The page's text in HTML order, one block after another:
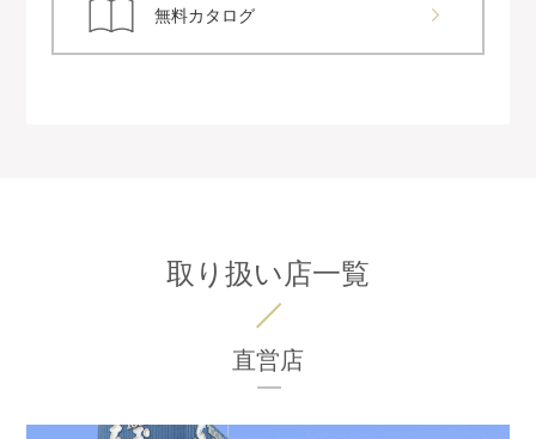
無料カタログ
取り扱い店一覧
直営店